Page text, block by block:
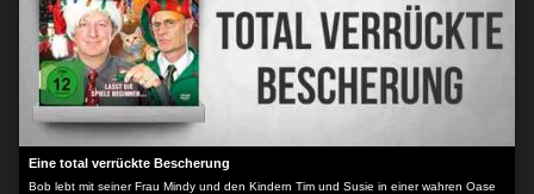
Eine total verrückte Bescherung
Bob lebt mit seiner Frau Mindy und den Kindern Tim und Susie in einer wahren Oase